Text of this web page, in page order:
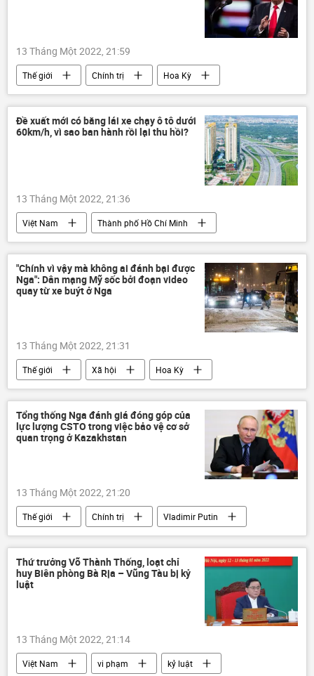
13 Tháng Một 2022, 21:59
Thế giới Chính trị
Hoa Kỳ
Iran
Donald Trump
Xung đột Mỹ-Iran
Đề xuất mới có bằng lái xe chạy ô tô dưới
60km/h, vì sao ban hành rồi lại thu hồi?
13 Tháng Một 2022, 21:36
Việt Nam
Thành phố Hồ Chí Minh
Bộ Giao thông Vận tải
cao tốc
lái xe
giấy phép lái xe
"Chính vì vậy mà không ai đánh bại được
Nga": Dân mạng Mỹ sốc bởi đoạn video
quay từ xe buýt ở Nga
13 Tháng Một 2022, 21:31
Thế giới Xã hội
Hoa Kỳ
Nga
Tổng thống Nga đánh giá đóng góp của
lực lượng CSTO trong việc bảo vệ cơ sở
quan trọng ở Kazakhstan
13 Tháng Một 2022, 21:20
Thế giới Chính trị
Vladimir Putin
Kazakhstan
CSTO
Bạo loạn ở Kazakhstan
Thứ trưởng Võ Thành Thống, loạt chỉ
huy Biên phòng Bà Rịa – Vũng Tàu bị kỷ
luật
13 Tháng Một 2022, 21:14
Việt Nam vi phạm kỷ luật